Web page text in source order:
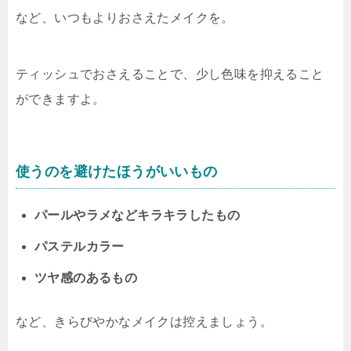
など、いつもよりおさえたメイクを。
ティッシュでおさえることで、少し色味を抑えること
ができますよ。
使うのを避けたほうがいいもの
パールやラメなどキラキラしたもの
パステルカラー
ツヤ感のあるもの
など、きらびやかなメイクは控えましょう。